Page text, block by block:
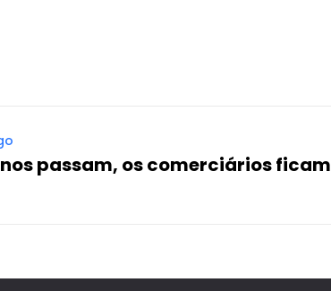
passam, os comerciários ficam